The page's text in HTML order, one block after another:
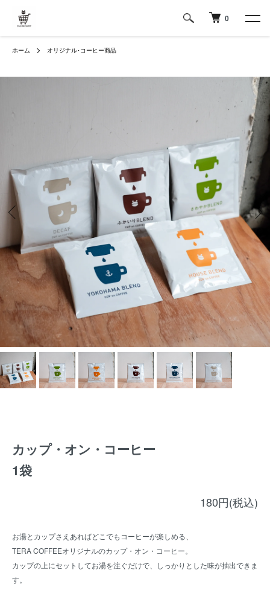
0
ホーム オリジナル･コーヒー商品
カップ・オン・コーヒー
1袋
180円(税込)
お湯とカップさえあればどこでもコーヒーが楽しめる、
TERA COFFEEオリジナルのカップ・オン・コーヒー。
カップの上にセットしてお湯を注ぐだけで、しっかりとした味が抽出できま
す。